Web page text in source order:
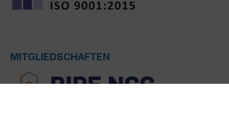
MITGLIEDSCHAFTEN